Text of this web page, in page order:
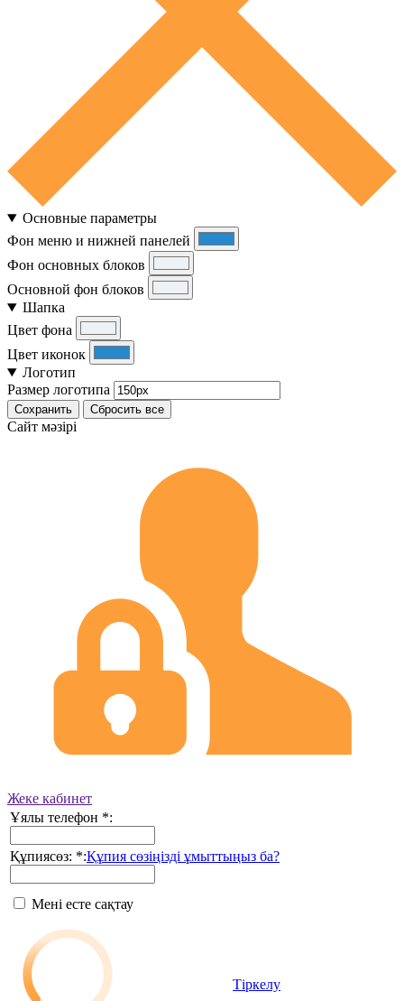
Основные параметры
Фон меню и нижней панелей
Фон основных блоков
Основной фон блоков
Шапка
Цвет фона
Цвет иконок
Логотип
Размер логотипа
Сохранить Сбросить все
Cайт мәзірі
Жеке кабинет
Ұялы телефон *:
Құпиясөз: *:Құпия сөзіңізді ұмыттыңыз ба?
Мені есте сақтау
Тіркелу